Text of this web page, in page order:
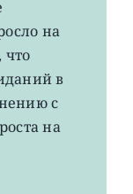
на
что
в
с
на